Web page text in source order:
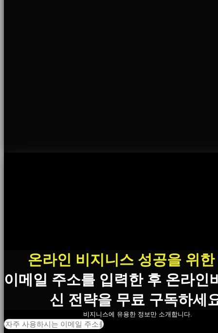
온라인 비지니스 성공을 위
이메일 주소를 입력한 후 온라인
신 전략을 무료 구독하세
비지니스에 유용한 정보만 소개합니다.